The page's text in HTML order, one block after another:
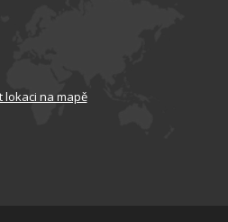
lokaci na mapě